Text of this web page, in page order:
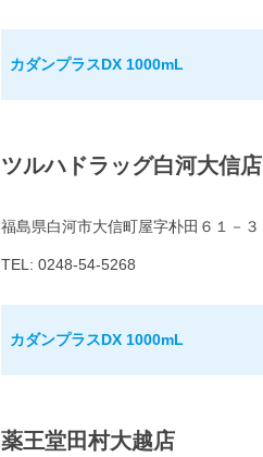
カダンプラスDX 1000mL
ツルハドラッグ白河大信店
福島県白河市大信町屋字朴田６１－３
TEL: 0248-54-5268
カダンプラスDX 1000mL
薬王堂田村大越店